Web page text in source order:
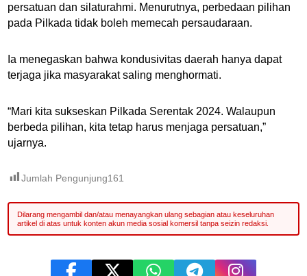
persatuan dan silaturahmi. Menurutnya, perbedaan pilihan
pada Pilkada tidak boleh memecah persaudaraan.
Ia menegaskan bahwa kondusivitas daerah hanya dapat
terjaga jika masyarakat saling menghormati.
“Mari kita sukseskan Pilkada Serentak 2024. Walaupun
berbeda pilihan, kita tetap harus menjaga persatuan,”
ujarnya.
Jumlah Pengunjung161